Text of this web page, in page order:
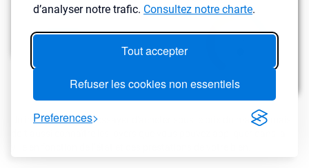
d’analyser notre trafic. Consultez notre charte.
Tout accepter
Refuser les cookies non essentiels
Preferences
Un investisseur doit essayer d'acheter sous le prix du marché mais